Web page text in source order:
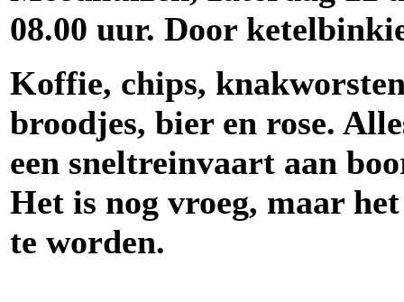
08.00 uur. Door
Koffie, chips,
broodjes, bier en rose.
een sneltreinvaart aan
Het is nog vroeg, maar
te worden.